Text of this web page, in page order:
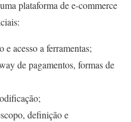
plataforma de e-commerce
e acesso a ferramentas;
de pagamentos, formas de
definição e